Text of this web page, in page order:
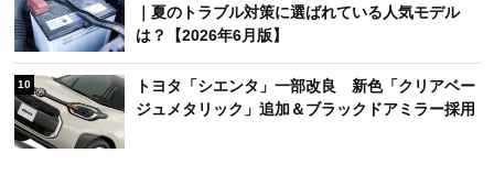
｜夏のトラブル対策に選ばれている人気モデル
は？【2026年6月版】
10
トヨタ「シエンタ」一部改良 新色「クリアベー
ジュメタリック」追加＆ブラックドアミラー採用